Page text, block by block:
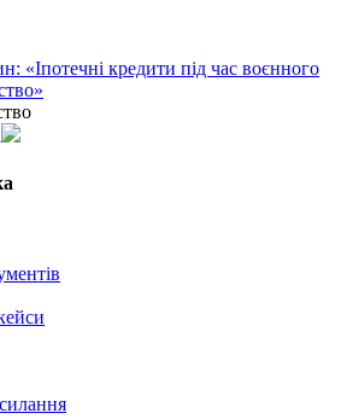
«Іпотечні кредити під час воєнного